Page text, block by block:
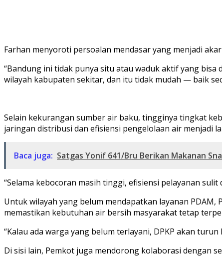
Farhan menyoroti persoalan mendasar yang menjadi
“Bandung ini tidak punya situ atau waduk aktif yang
wilayah kabupaten sekitar, dan itu tidak mudah — baik
Selain kekurangan sumber air baku, tingginya tingkat
jaringan distribusi dan efisiensi pengelolaan air menjadi
Baca juga: Satgas Yonif 641/Bru Berikan Makanan
“Selama kebocoran masih tinggi, efisiensi pelayanan
Untuk wilayah yang belum mendapatkan layanan PDAM,
memastikan kebutuhan air bersih masyarakat tetap
“Kalau ada warga yang belum terlayani, DPKP akan
Di sisi lain, Pemkot juga mendorong kolaborasi dengan